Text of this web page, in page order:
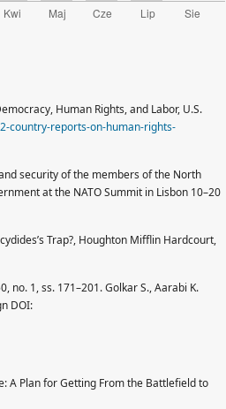
Human Rights, and Labor, U.S.
country-reports-on-human-rights-
security of the members of the North
at the NATO Summit in Lisbon 10–20
Trap?, Houghton Mifflin Hardcourt,
no. 1, ss. 171–201. Golkar S., Aarabi K.
DOI:
A Plan for Getting From the Battlefield to